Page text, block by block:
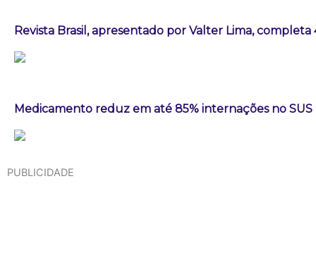
Revista Brasil, apresentado por Valter Lima, completa
Medicamento reduz em até 85% internações no
PUBLICIDADE